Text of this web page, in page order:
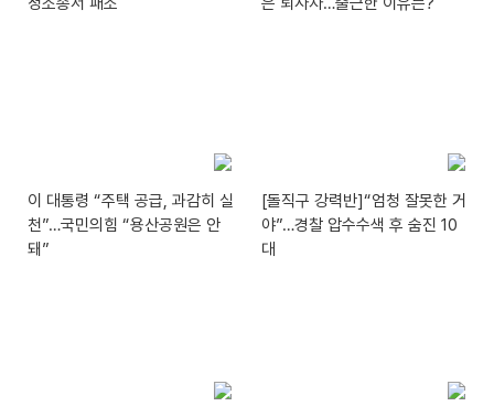
이 대통령 “주택 공급, 과감히 실
천”…국민의힘 “용산공원은 안
돼”
[돌직구 강력반]“엄청 잘못한 거
야”…경찰 압수수색 후 숨진 10
대